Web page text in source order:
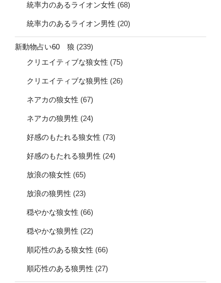
統率力のあるライオン女性 (68)
統率力のあるライオン男性 (20)
新動物占い60 狼 (239)
クリエイティブな狼女性 (75)
クリエイティブな狼男性 (26)
ネアカの狼女性 (67)
ネアカの狼男性 (24)
好感のもたれる狼女性 (73)
好感のもたれる狼男性 (24)
放浪の狼女性 (65)
放浪の狼男性 (23)
穏やかな狼女性 (66)
穏やかな狼男性 (22)
順応性のある狼女性 (66)
順応性のある狼男性 (27)